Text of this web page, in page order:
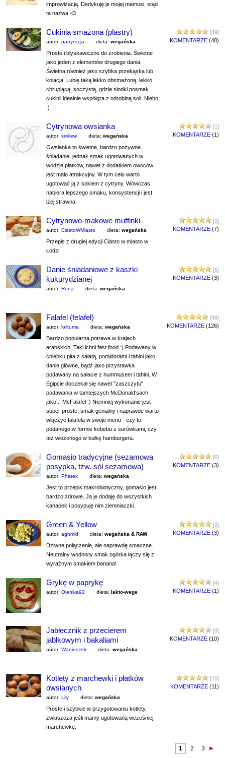
improwizacją. Dedykuję je mojej mamusi, stąd
ta nazwa <3
[49]
KOMENTARZE (48)
Cukinia smażona (plastry)
autor: patrycccja dieta: wegańska
Proste i błyskawiczne do zrobienia. Świetne
jako jeden z elementów drugiego dania.
Świetna również jako szybka przekąska lub
kolacja. Lubię taką lekko obsmażoną, lekko
chrupiącą, soczystą, gdzie słodki posmak
cukinii idealnie współgra z odrobiną soli. Niebo
:)
[1]
KOMENTARZE (1)
Cytrynowa owsianka
autor: krollew dieta: wegańska
Owsianka to świetne, bardzo pożywne
śniadanie, jednak smak ugotowanych w
wodzie płatków, nawet z dodatkiem owoców
jest mało atrakcyjny. W tym celu warto
ugotować ją z sokiem z cytryny. Wówczas
nabiera lepszego smaku, konsystencji i jest
lżej strawna.
[9]
KOMENTARZE (7)
Cytrynowo-makowe muffinki
autor: CiastoWMiasto dieta: wegańska
Przepis z drugiej edycji Ciasto w miasto w
Łodzi.
[5]
KOMENTARZE (3)
Danie śniadaniowe z kaszki
kukurydzianej
autor: Rena dieta: wegańska
[98]
KOMENTARZE (126)
Falafel (felafel)
autor: lolituma dieta: wegańska
Bardzo popularna potrawa w krajach
arabskich. Taki ichni fast food :) Podawany w
chlebku pita z sałatą, pomidorami i tahini jako
danie główne, bądź jako przystawka
podawany na sałacie z hummusem i tahini. W
Egipcie doczekał się nawet "zaszczytu"
podawania w tamtejszych McDonald'sach
jako... McFalafel :) Niemniej wykonanie jest
super proste, smak genialny i naprawdę warto
włączyć falafela w swoje menu - czy to
podanego w formie kebebu z surówkami, czy
też włożonego w bułkę hamburgera.
[6]
KOMENTARZE (3)
Gomasio tradycyjne (sezamowa
posypka, tzw. sól sezamowa)
autor: Phatex dieta: wegańska
Jest to przepis makrobiotyczny, gomasio jest
bardzo zdrowe. Ja je dodaję do wszystkich
kanapek i posypuję nim ziemniaczki.
[3]
KOMENTARZE (3)
Green & Yellow
autor: agnmid dieta: wegańska & RAW
Dziwne połączenie, ale naprawdę smaczne.
Neutralny wodnisty smak ogórka łączy się z
wyraźnym smakiem banana!
[4]
KOMENTARZE (1)
Grykę w paprykę
autor: Olenika92 dieta: lakto-wege
[9]
KOMENTARZE (10)
Jabłecznik z przecierem
jabłkowym i bakaliami
autor: Wanieczek dieta: wegańska
[10]
KOMENTARZE (11)
Kotlety z marchewki i płatków
owsianych
autor: Lily dieta: wegańska
Proste i szybkie w przygotowaniu kotlety,
zwłaszcza jeśli mamy ugotowaną wcześniej
marchewkę.
1 2 3